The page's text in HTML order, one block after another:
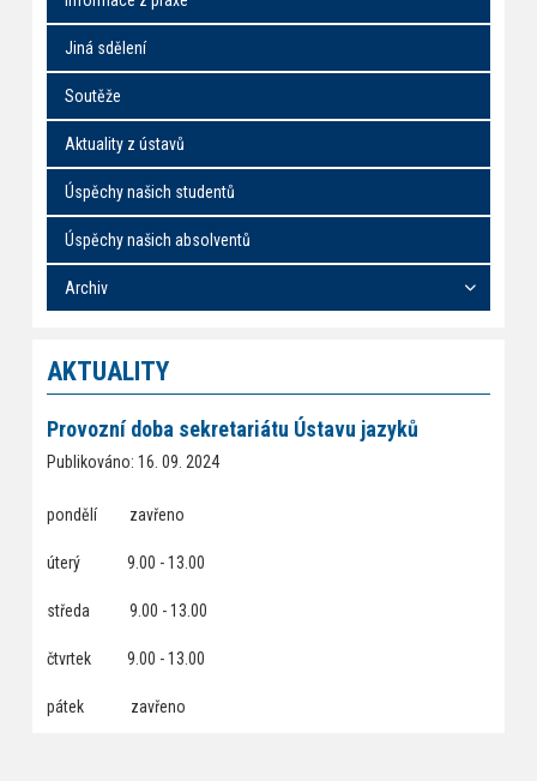
Jiná sdělení
Soutěže
Aktuality z ústavů
Úspěchy našich studentů
Úspěchy našich absolventů
Archiv
AKTUALITY
Provozní doba sekretariátu Ústavu jazyků
Publikováno: 16. 09. 2024
pondělí zavřeno
úterý 9.00 - 13.00
středa 9.00 - 13.00
čtvrtek 9.00 - 13.00
pátek zavřeno